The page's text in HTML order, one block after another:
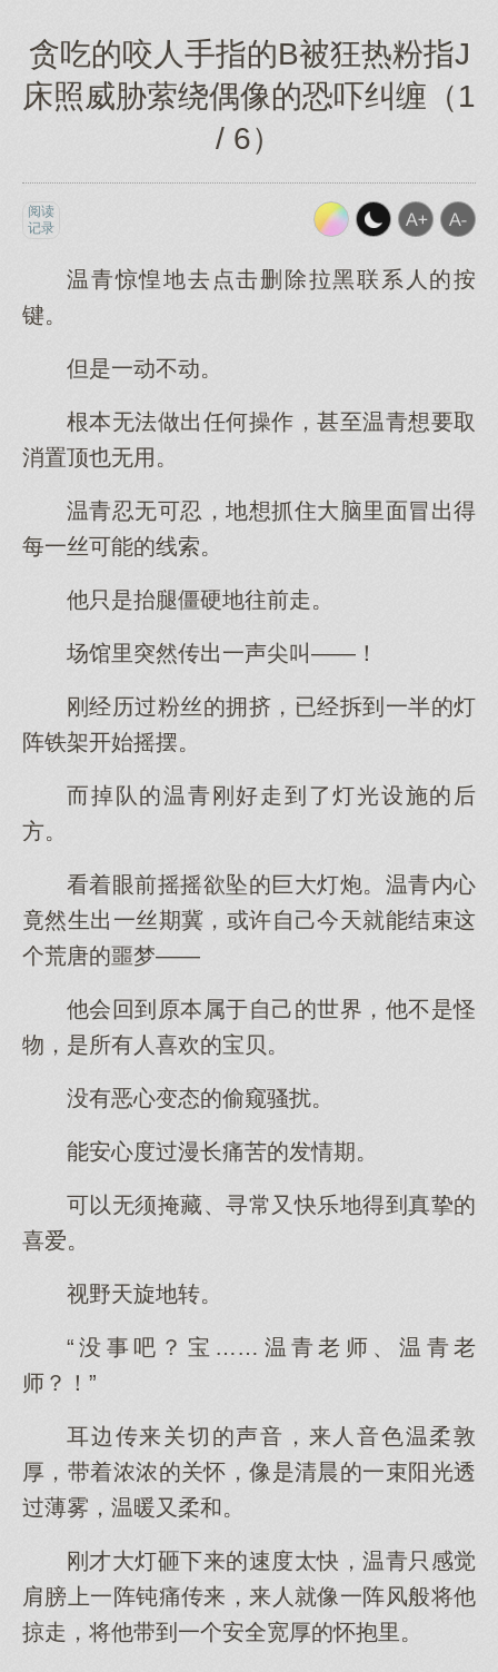
贪吃的咬人手指的B被狂热粉指J
床照威胁萦绕偶像的恐吓纠缠（1
/ 6）
阅读
记录
温青惊惶地去点击删除拉黑联系人的按
键。
但是一动不动。
根本无法做出任何操作，甚至温青想要取
消置顶也无用。
温青忍无可忍，地想抓住大脑里面冒出得
每一丝可能的线索。
他只是抬腿僵硬地往前走。
场馆里突然传出一声尖叫——！
刚经历过粉丝的拥挤，已经拆到一半的灯
阵铁架开始摇摆。
而掉队的温青刚好走到了灯光设施的后
方。
看着眼前摇摇欲坠的巨大灯炮。温青内心
竟然生出一丝期冀，或许自己今天就能结束这
个荒唐的噩梦——
他会回到原本属于自己的世界，他不是怪
物，是所有人喜欢的宝贝。
没有恶心变态的偷窥骚扰。
能安心度过漫长痛苦的发情期。
可以无须掩藏、寻常又快乐地得到真挚的
喜爱。
视野天旋地转。
“没事吧？宝……温青老师、温青老
师？！”
耳边传来关切的声音，来人音色温柔敦
厚，带着浓浓的关怀，像是清晨的一束阳光透
过薄雾，温暖又柔和。
刚才大灯砸下来的速度太快，温青只感觉
肩膀上一阵钝痛传来，来人就像一阵风般将他
掠走，将他带到一个安全宽厚的怀抱里。